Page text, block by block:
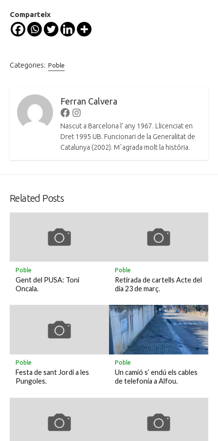
Comparteix
Categories: Poble
Ferran Calvera
FacebookInstagram
Nascut a Barcelona l' any 1967. Llicenciat en
Dret 1995 UB. Funcionari de la Generalitat de
Catalunya (2002). M`agrada molt la história.
Related Posts
Poble
Gent del PUSA: Toni
Oncala.
Poble
Retirada de cartells Acte del
dia 23 de març.
Poble
Festa de sant Jordi a les
Pungoles.
Poble
Un camió s’ endú els cables
de telefonia a Alfou.